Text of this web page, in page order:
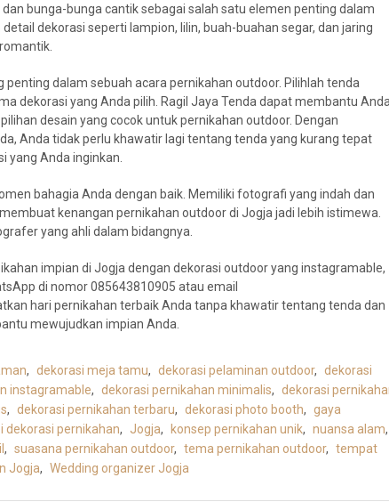
bunga-bunga cantik sebagai salah satu elemen penting dalam
dekorasi seperti lampion, lilin, buah-buahan segar, dan jaring
dalam sebuah acara pernikahan outdoor. Pilihlah tenda
dekorasi yang Anda pilih. Ragil Jaya Tenda dapat membantu
desain yang cocok untuk pernikahan outdoor. Dengan
Anda tidak perlu khawatir lagi tentang tenda yang kurang tepat
yang Anda inginkan.
bahagia Anda dengan baik. Memiliki fotografi yang indah dan
kenangan pernikahan outdoor di Jogja jadi lebih istimewa.
yang ahli dalam bidangnya.
impian di Jogja dengan dekorasi outdoor yang instagramable,
di nomor 085643810905 atau email
hari pernikahan terbaik Anda tanpa khawatir tentang tenda dan
mewujudkan impian Anda.
, dekorasi meja tamu, dekorasi pelaminan outdoor, dekorasi
instagramable, dekorasi pernikahan minimalis, dekorasi
, dekorasi pernikahan terbaru, dekorasi photo booth, gaya
dekorasi pernikahan, Jogja, konsep pernikahan unik, nuansa alam,
, suasana pernikahan outdoor, tema pernikahan outdoor, tempat
Jogja, Wedding organizer Jogja